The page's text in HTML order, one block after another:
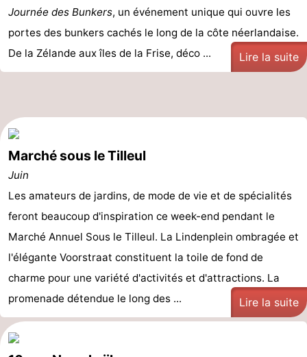
Journée des Bunkers, un événement unique qui ouvre les
portes des bunkers cachés le long de la côte néerlandaise.
De la Zélande aux îles de la Frise, déco ...
Lire la suite
Marché sous le Tilleul
Juin
Les amateurs de jardins, de mode de vie et de spécialités
feront beaucoup d'inspiration ce week-end pendant le
Marché Annuel Sous le Tilleul. La Lindenplein ombragée et
l'élégante Voorstraat constituent la toile de fond de
charme pour une variété d'activités et d'attractions. La
promenade détendue le long des ...
Lire la suite